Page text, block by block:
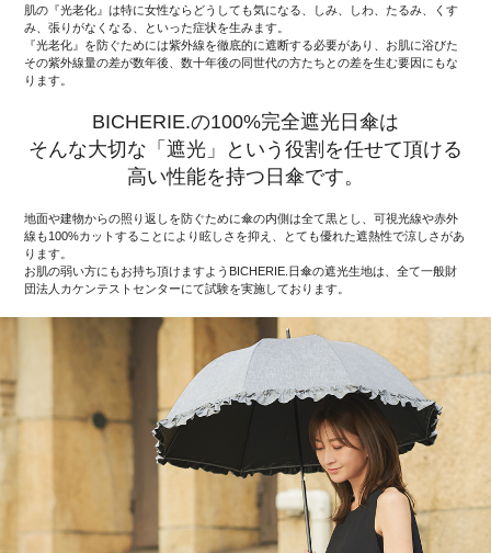
肌の『光老化』は特に女性ならどうしても気になる、しみ、しわ、たるみ、くす
み、張りがなくなる、といった症状を生みます。
『光老化』を防ぐためには紫外線を徹底的に遮断する必要があり、お肌に浴びた
その紫外線量の差が数年後、数十年後の同世代の方たちとの差を生む要因にもな
ります。
BICHERIE.の100%完全遮光日傘は
そんな大切な「遮光」という役割を任せて頂ける
高い性能を持つ日傘です。
地面や建物からの照り返しを防ぐために傘の内側は全て黒とし、可視光線や赤外
線も100%カットすることにより眩しさを抑え、とても優れた遮熱性で涼しさがあ
ります。
お肌の弱い方にもお持ち頂けますようBICHERIE.日傘の遮光生地は、全て一般財
団法人カケンテストセンターにて試験を実施しております。